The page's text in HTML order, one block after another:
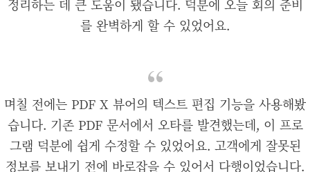
정리하는 데 큰 도움이 됐습니다. 덕분에 오늘 회의 준비
를 완벽하게 할 수 있었어요.
며칠 전에는 PDF X 뷰어의 텍스트 편집 기능을 사용해봤
습니다. 기존 PDF 문서에서 오타를 발견했는데, 이 프로
그램 덕분에 쉽게 수정할 수 있었어요. 고객에게 잘못된
정보를 보내기 전에 바로잡을 수 있어서 다행이었습니다.